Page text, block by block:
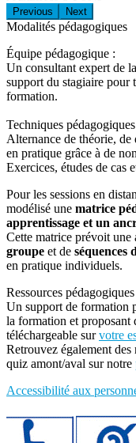
Previous Next
Modalités pédagogiques
Équipe pédagogique :
Un consultant expert de
support du stagiaire pour
formation.
Techniques
Alternance de théorie, de
en pratique grâce à de
Exercices, études de cas
Pour les sessions en
modélisé une matrice
apprentissage et un
Cette matrice prévoit une
groupe et de séquences
en pratique individuels.
Ressources
Un support de formation
la formation et proposant
téléchargeable survotre
Retrouvez également des
quiz amont/aval sur notre
Accessibilité aux